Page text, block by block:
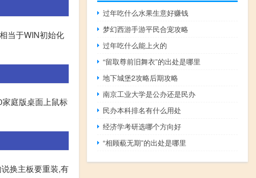
当于WIN初始化
庭版桌面上鼠标
换主板要重装,有
过年吃什么水果生意好赚钱
梦幻西游手游平民合宠攻略
过年吃什么能上火的
“留取尊前旧舞衣”的出处是哪里
地下城堡2攻略后期攻略
南京工业大学是公办还是民办
民办本科排名有什么用处
经济学考研选哪个方向好
“相顾藐无期”的出处是哪里